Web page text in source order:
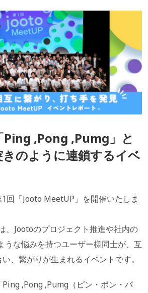
Ping ,Pong ,Pumg」と
のように連鎖するイベ
回「Jooto MeetUP」を開催いたしま
、Jootoのプロジェクト推進や社内の
うな悩みを持つユーザー様同士が、互
、繋がりが生まれるイベントです。
,Pong ,Pumg（ピン・ポン・パ